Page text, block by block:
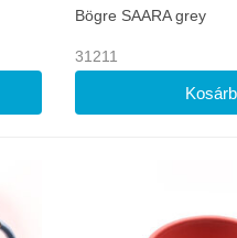
Bögre SAARA grey
31211